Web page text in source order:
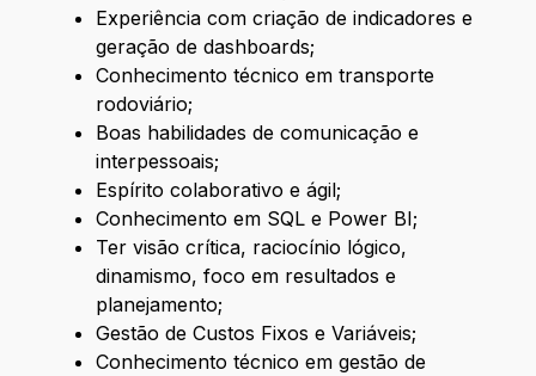
Experiência com criação de indicadores e
geração de dashboards;
Conhecimento técnico em transporte
rodoviário;
Boas habilidades de comunicação e
interpessoais;
Espírito colaborativo e ágil;
Conhecimento em SQL e Power BI;
Ter visão crítica, raciocínio lógico,
dinamismo, foco em resultados e
planejamento;
Gestão de Custos Fixos e Variáveis;
Conhecimento técnico em gestão de